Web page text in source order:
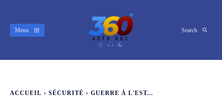
Menu Search
ACCUEIL SÉCURITÉ GUERRE À L'EST...